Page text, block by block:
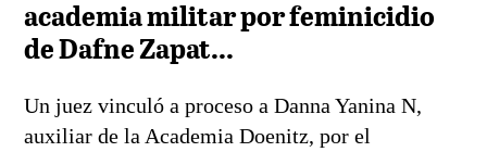
academia militar por feminicidio
de Dafne Zapat...
Un juez vinculó a proceso a Danna Yanina N,
auxiliar de la Academia Doenitz, por el